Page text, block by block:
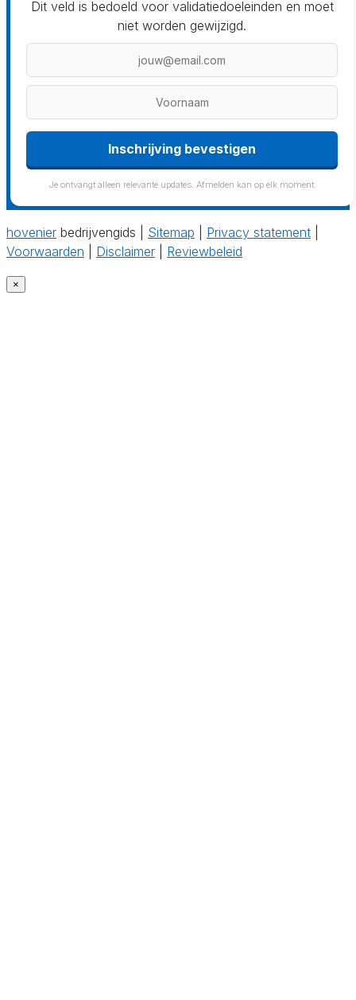
Dit veld is bedoeld voor validatiedoeleinden en moet
niet worden gewijzigd.
Inschrijving bevestigen
Je ontvangt alleen relevante updates. Afmelden kan op elk moment.
hovenier bedrijvengids | Sitemap Privacy statement
Voorwaarden
Disclaimer Reviewbeleid
×